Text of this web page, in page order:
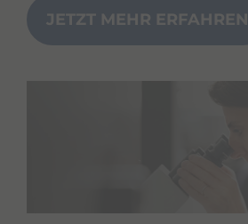
JETZT MEHR ERFAHREN